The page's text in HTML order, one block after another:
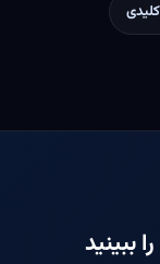
را ببینید